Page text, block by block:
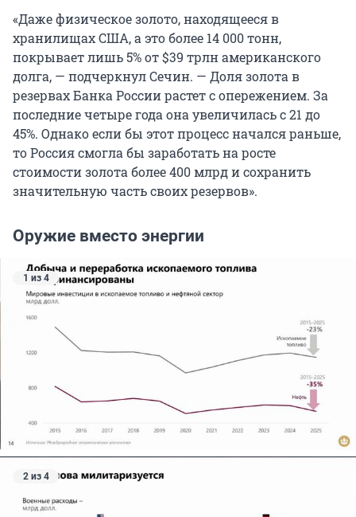
«Даже физическое золото, находящееся в
хранилищах США, а это более 14 000тонн,
покрывает лишь 5% от $39 трлн американского
долга, — подчеркнул Сечин. — Доля золота в
резервах Банка России растет с опережением. За
последние четыре года она увеличилась с 21 до
45%. Однако если бы этот процесс начался раньше,
то Россия смогла бы заработать на росте
стоимости золота более 400 млрд и сохранить
значительную часть своих резервов».
Оружие вместо энергии
1 из 4
2 из 4